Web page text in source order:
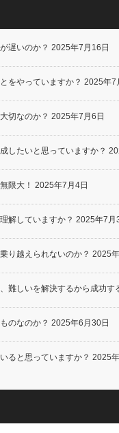
遅いのか？ 2025年7月16日
をやっていますか？ 2025年7
切なのか？ 2025年7月6日
したいと思っていますか？
限大！ 2025年7月4日
解していますか？ 2025年7月
り越えられないのか？ 2025
難しいを解決するから成功す
のなのか？ 2025年6月30日
ると思っていますか？ 2025